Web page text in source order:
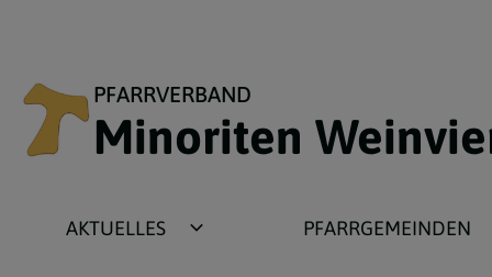
PFARRVERBAND
Minoriten
AKTUELLES
PFARRGEMEINDEN